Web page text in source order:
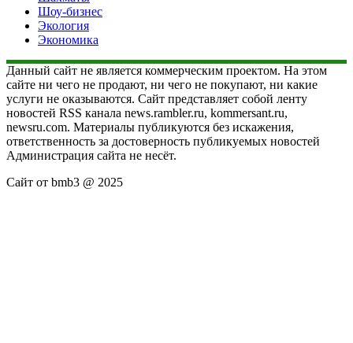
Шоу-бизнес
Экология
Экономика
Данный сайт не является коммерческим проектом. На этом
сайте ни чего не продают, ни чего не покупают, ни какие
услуги не оказываются. Сайт представляет собой ленту
новостей RSS канала news.rambler.ru, kommersant.ru,
newsru.com. Материалы публикуются без искажения,
ответственность за достоверность публикуемых новостей
Администрация сайта не несёт.
Сайт от bmb3 @ 2025